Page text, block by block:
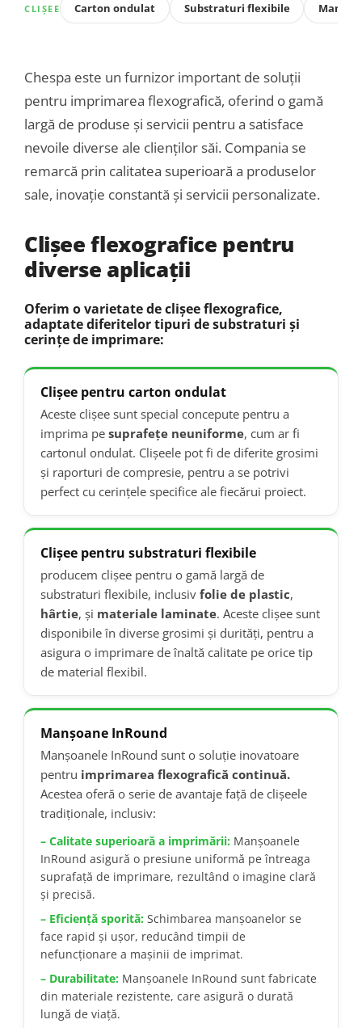
CLIȘEE Carton ondulat Substraturi flexibile
Chespa este un furnizor important de soluții
pentru imprimarea flexografică, oferind o gamă
largă de produse și servicii pentru a satisface
nevoile diverse ale clienților săi. Compania se
remarcă prin calitatea superioară a produselor
sale, inovație constantă și servicii personalizate.
Clișee flexografice pentru
diverse aplicații
Oferim o varietate de clișee flexografice,
adaptate diferitelor tipuri de substraturi și
cerințe de imprimare:
Clișee pentru carton ondulat
Aceste clișee sunt special concepute pentru a
imprima pe suprafețe neuniforme, cum ar fi
cartonul ondulat. Clișeele pot fi de diferite grosimi
și raporturi de compresie, pentru a se potrivi
perfect cu cerințele specifice ale fiecărui proiect.
Clișee pentru substraturi flexibile
producem clișee pentru o gamă largă de
substraturi flexibile, inclusiv folie de plastic,
hârtie, și materiale laminate. Aceste clișee sunt
disponibile în diverse grosimi și durități, pentru a
asigura o imprimare de înaltă calitate pe orice tip
de material flexibil.
Manșoane InRound
Manșoanele InRound sunt o soluție inovatoare
pentru imprimarea flexografică continuă.
Acestea oferă o serie de avantaje față de clișeele
tradiționale, inclusiv:
– Calitate superioară a imprimării: Manșoanele
InRound asigură o presiune uniformă pe întreaga
suprafață de imprimare, rezultând o imagine clară
și precisă.
– Eficiență sporită: Schimbarea manșoanelor se
face rapid și ușor, reducând timpii de
nefuncționare a mașinii de imprimat.
– Durabilitate: Manșoanele InRound sunt fabricate
din materiale rezistente, care asigură o durată
lungă de viață.